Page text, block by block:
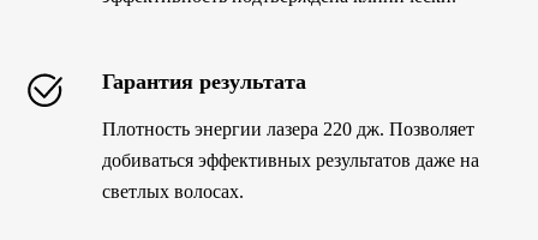
Гарантия результата
Плотность энергии лазера 220 дж. Позволяет
добиваться эффективных результатов даже на
светлых волосах.